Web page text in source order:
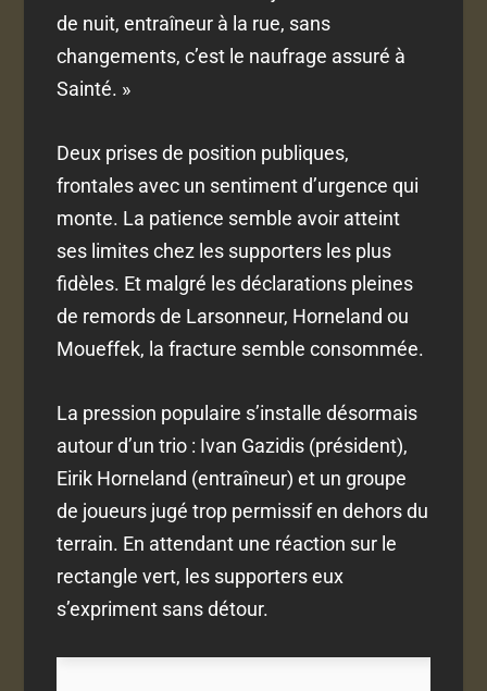
de nuit, entraîneur à la rue, sans
changements, c’est le naufrage assuré à
Sainté. »
Deux prises de position publiques,
frontales avec un sentiment d’urgence qui
monte. La patience semble avoir atteint
ses limites chez les supporters les plus
fidèles. Et malgré les déclarations pleines
de remords de Larsonneur, Horneland ou
Moueffek, la fracture semble consommée.
La pression populaire s’installe désormais
autour d’un trio : Ivan Gazidis (président),
Eirik Horneland (entraîneur) et un groupe
de joueurs jugé trop permissif en dehors du
terrain. En attendant une réaction sur le
rectangle vert, les supporters eux
s’expriment sans détour.